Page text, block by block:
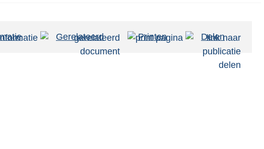
Gerelateerd Printen Delen